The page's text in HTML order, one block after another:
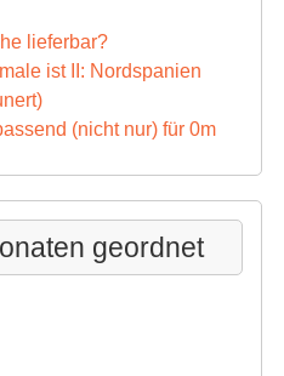
lieferbar?
ist II: Nordspanien
(nicht nur) für 0m
geordnet